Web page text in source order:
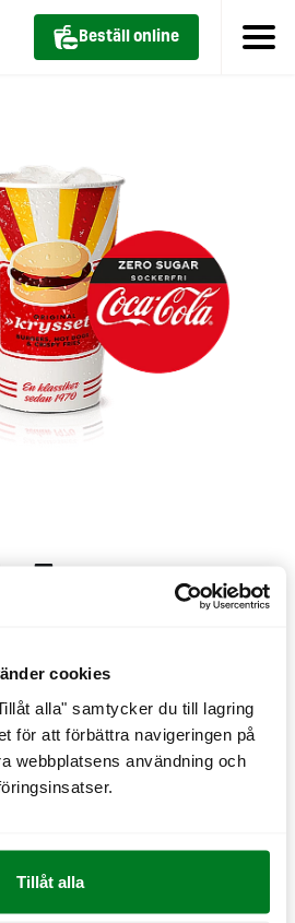
cookies
alla" samtycker du till lagring
för att förbättra navigeringen på
webbplatsens användning och
Tillåt alla
Beställ online
Zero